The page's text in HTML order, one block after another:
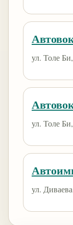
ул. Толе
ул. Толе
ул.